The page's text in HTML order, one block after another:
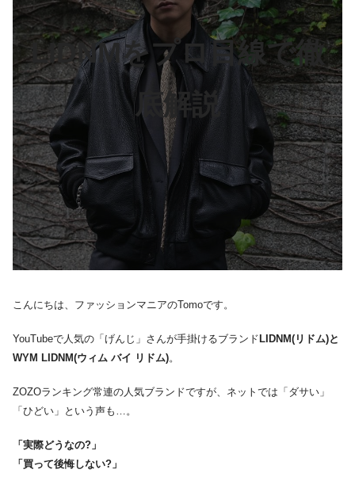
LIDNMをプロ目線で徹
底解説
こんにちは、ファッションマニアのTomoです。
YouTubeで人気の「げんじ」さんが手掛けるブランド LIDNM(リドム)と
WYM LIDNM(ウィム バイ リドム)。
ZOZOランキング常連の人気ブランドですが、ネットでは「ダサい」
「ひどい」という声も…。
「実際どうなの?」
「買って後悔しない?」